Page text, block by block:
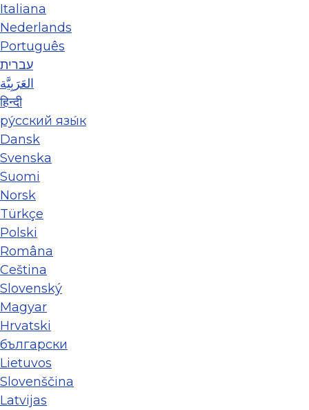
Italiana
Nederlands
Português
עברית
العَرَبِيَّة
हिन्दी
ру́сский язы́к
Dansk
Svenska
Suomi
Norsk
Türkçe
Polski
Româna
Ceština
Slovenský
Magyar
Hrvatski
български
Lietuvos
Slovenščina
Latvijas